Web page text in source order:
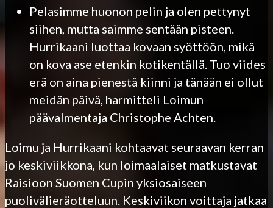
Pelasimme huonon pelin ja olen pettynyt
siihen, mutta saimme sentään pisteen.
Hurrikaani luottaa kovaan syöttöön, mikä
on kova ase etenkin kotikentällä. Tuo viides
erä on aina pienestä kiinni ja tänään ei ollut
meidän päivä, harmitteli Loimun
päävalmentaja Christophe Achten.
Loimu ja Hurrikaani kohtaavat seuraavan kerran
jo keskiviikkona, kun loimaalaiset matkustavat
Raisioon Suomen Cupin yksiosaiseen
puolivälieräotteluun. Keskiviikon voittaja jatkaa